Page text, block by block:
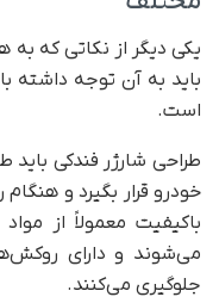
یکی دیگر از نکاتی که به
باید به آن توجه
است.
طراحی شارژر فندکی
خودرو قرار بگیرد و
باکیفیت معمولاً از
می‌شوند و دارای
جلوگیری می‌کنند.